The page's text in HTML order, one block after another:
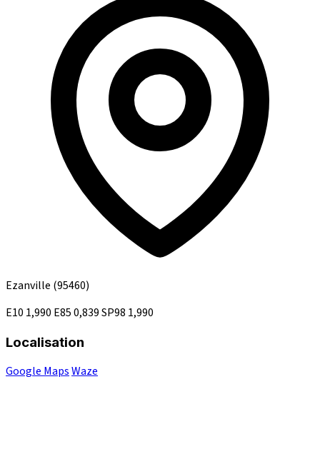
Ezanville (95460)
E10 1,990 E850,839SP98 1,990
Localisation
Google MapsWaze